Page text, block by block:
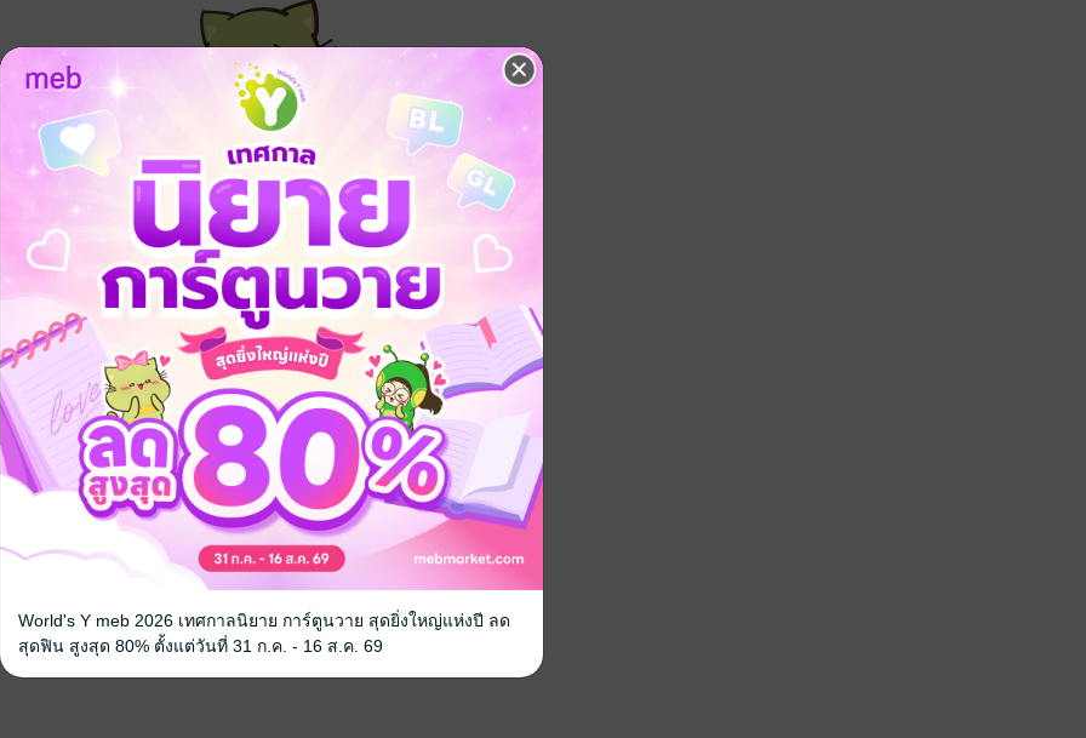
World's Y meb 2026 เทศกาลนิยาย การ์ตูนวาย สุดยิ่งใหญ่แห่งปี ลด
สุดฟิน สูงสุด 80% ตั้งแต่วันที่ 31 ก.ค. - 16 ส.ค. 69